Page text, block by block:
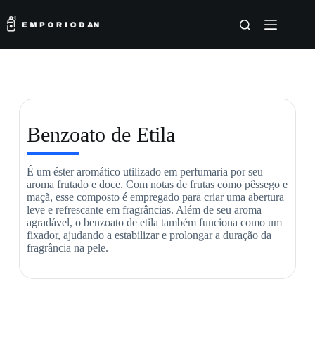
Benzoato de Etila
É um éster aromático utilizado em perfumaria por seu
aroma frutado e doce. Com notas de frutas como pêssego e
maçã, esse composto é empregado para criar uma abertura
leve e refrescante em fragrâncias. Além de seu aroma
agradável, o benzoato de etila também funciona como um
fixador, ajudando a estabilizar e prolongar a duração da
fragrância na pele.